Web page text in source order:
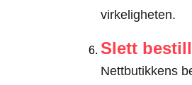
virkeligheten.
Slett
Nettbutikkens